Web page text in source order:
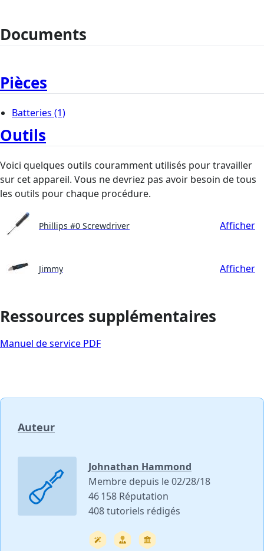
Documents
Pièces
Batteries (1)
Outils
Voici quelques outils couramment utilisés pour travailler
sur cet appareil. Vous ne devriez pas avoir besoin de tous
les outils pour chaque procédure.
Phillips #0 Screwdriver Afficher
Jimmy Afficher
Ressources supplémentaires
Manuel de service PDF
Auteur
Johnathan Hammond
Membre depuis le 02/28/18
46 158 Réputation
408 tutoriels rédigés